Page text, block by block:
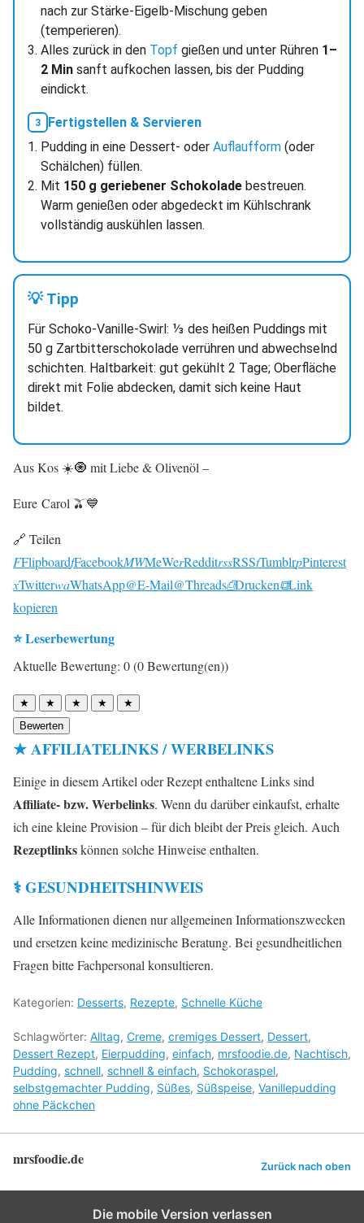
nach zur Stärke-Eigelb-Mischung geben
(temperieren).
Alles zurück in den Topf gießen und unter Rühren 1–
2 Minsanft aufkochen lassen, bis der Pudding
eindickt.
Fertigstellen & Servieren
Pudding in eine Dessert- oder Auflaufform(oder
Schälchen) füllen.
Mit 150 g geriebener Schokoladebestreuen.
Warm genießen oder abgedeckt im Kühlschrank
vollständig auskühlen lassen.
💡 Tipp
Für Schoko-Vanille-Swirl: ⅓ des heißen Puddings mit
50 g Zartbitterschokolade verrühren und abwechselnd
schichten. Haltbarkeit: gut gekühlt 2 Tage; Oberfläche
direkt mit Folie abdecken, damit sich keine Haut
bildet.
Aus Kos ☀️🧿 mit Liebe & Olivenöl –
Eure Carol 🫒💙
🔗 Teilen
FFlipboardfFacebookMWMeWerRedditrssRSStTumblrpPinterest
xTwitterwaWhatsApp@E-Mail@Threads⎙Drucken⧉Link
kopieren
⭐ Leserbewertung
Aktuelle Bewertung: 0 (0 Bewertung(en))
★ ★ ★ ★
★
Bewerten
★ AFFILIATELINKS / WERBELINKS
Einige in diesem Artikel oder Rezept enthaltene Links sind
Affiliate- bzw. Werbelinks. Wenn du darüber einkaufst, erhalte
ich eine kleine Provision – für dich bleibt der Preis gleich. Auch
Rezeptlinkskönnen solche Hinweise enthalten.
⚕️ GESUNDHEITSHINWEIS
Alle Informationen dienen nur allgemeinen Informationszwecken
und ersetzen keine medizinische Beratung. Bei gesundheitlichen
Fragen bitte Fachpersonal konsultieren.
Kategorien: Desserts, Rezepte, Schnelle Küche
Schlagwörter: Alltag, Creme, cremiges Dessert, Dessert,
Dessert Rezept, Eierpudding, einfach, mrsfoodie.de, Nachtisch,
Pudding, schnell, schnell & einfach, Schokoraspel,
selbstgemachter Pudding, Süßes, Süßspeise, Vanillepudding
ohne Päckchen
mrsfoodie.de Zurück nach oben
Die mobile Version verlassen